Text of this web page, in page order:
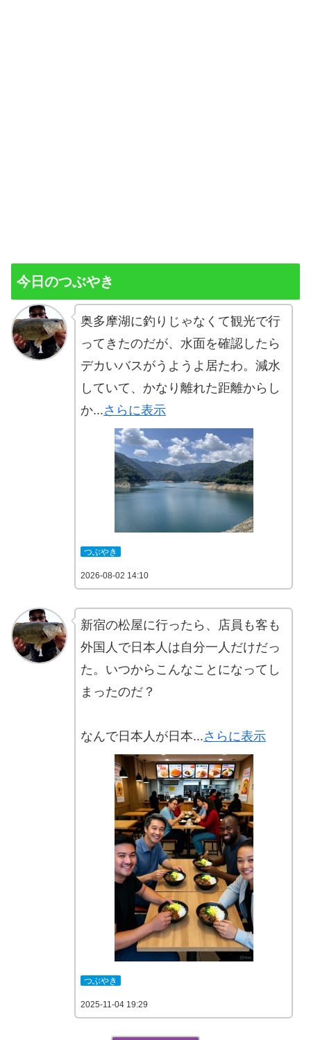
今日のつぶやき
奥多摩湖に釣りじゃなくて観光で行
ってきたのだが、水面を確認したら
デカいバスがうようよ居たわ。減水
していて、かなり離れた距離からし
か...さらに表示
つぶやき
2026-08-02 14:10
新宿の松屋に行ったら、店員も客も
外国人で日本人は自分一人だけだっ
た。いつからこんなことになってし
まったのだ？
なんで日本人が日本...さらに表示
つぶやき
2025-11-04 19:29